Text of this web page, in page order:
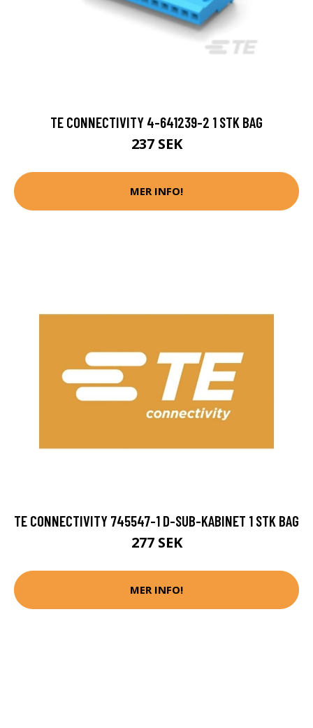
TE CONNECTIVITY 4-641239-2 1 STK BAG
237 SEK
MER INFO!
TE CONNECTIVITY 745547-1 D-SUB-KABINET 1 STK BAG
277 SEK
MER INFO!